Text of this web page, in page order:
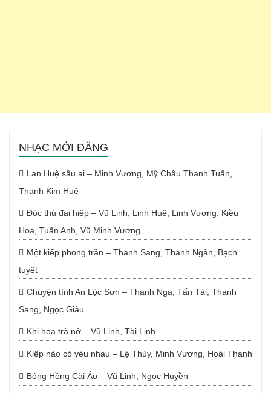
NHẠC MỚI ĐĂNG
Lan Huệ sầu ai – Minh Vương, Mỹ Châu Thanh Tuấn,
Thanh Kim Huệ
Độc thủ đại hiệp – Vũ Linh, Linh Huệ, Linh Vương, Kiều
Hoa, Tuấn Anh, Vũ Minh Vương
Một kiếp phong trần – Thanh Sang, Thanh Ngân, Bạch
tuyết
Chuyện tình An Lộc Sơn – Thanh Nga, Tấn Tài, Thanh
Sang, Ngọc Giàu
Khi hoa trà nở – Vũ Linh, Tài Linh
Kiếp nào có yêu nhau – Lệ Thủy, Minh Vương, Hoài Thanh
Bông Hồng Cài Áo – Vũ Linh, Ngọc Huyền